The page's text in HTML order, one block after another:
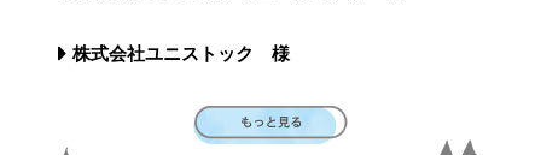
株式会社ユニストック 様